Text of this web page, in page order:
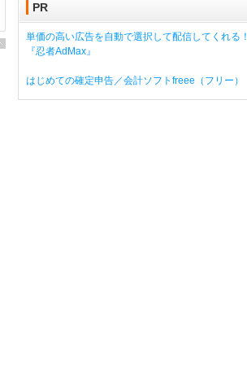
PR
単価の高い広告を自動で選択して配信してくれる！
『忍者AdMax』
はじめての確定申告／会計ソフトfreee（フリー）